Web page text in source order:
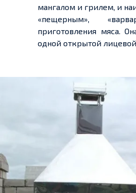
мангалом и грилем, и
«пещерным»,
приготовления мяса.
одной открытой